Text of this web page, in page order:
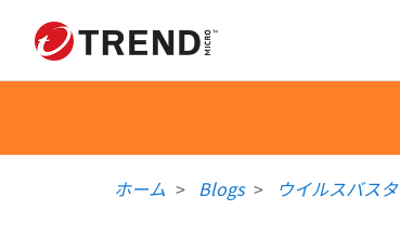
ホーム Blogs ウイルスバス